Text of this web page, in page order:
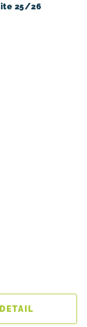
25/26